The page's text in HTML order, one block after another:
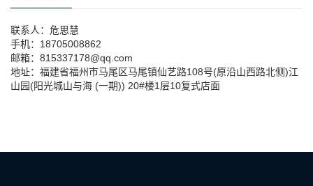
联系人：危思慧
手机：18705008862
邮箱：815337178@qq.com
地址：福建省福州市马尾区马尾镇仙艺路108号(原沿山西路北侧)江
山园(阳光城山与海 (一期)) 20#楼1层10复式店面